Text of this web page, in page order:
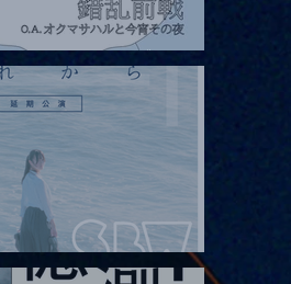
ィマウンテンズpresents. “HALL-IN-
pre.「これから」延期公演 Blurred
ンの壁